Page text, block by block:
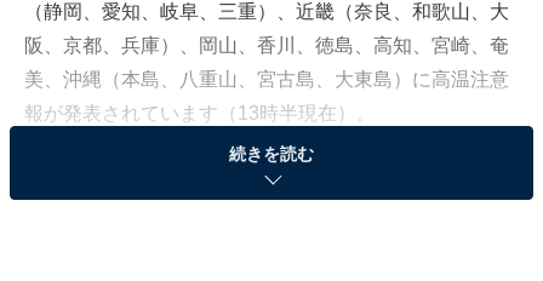
（静岡、愛知、岐阜、三重）、近畿（奈良、和歌山、大
阪、京都、兵庫）、岡山、香川、徳島、高知、宮崎、奄
美、沖縄（本島、八重山、宮古島、大東島）に高温注意
報が発表されています（13時半現在）。
「スーパー猛暑」といえる体温を超えるような暑さでは
続きを読む